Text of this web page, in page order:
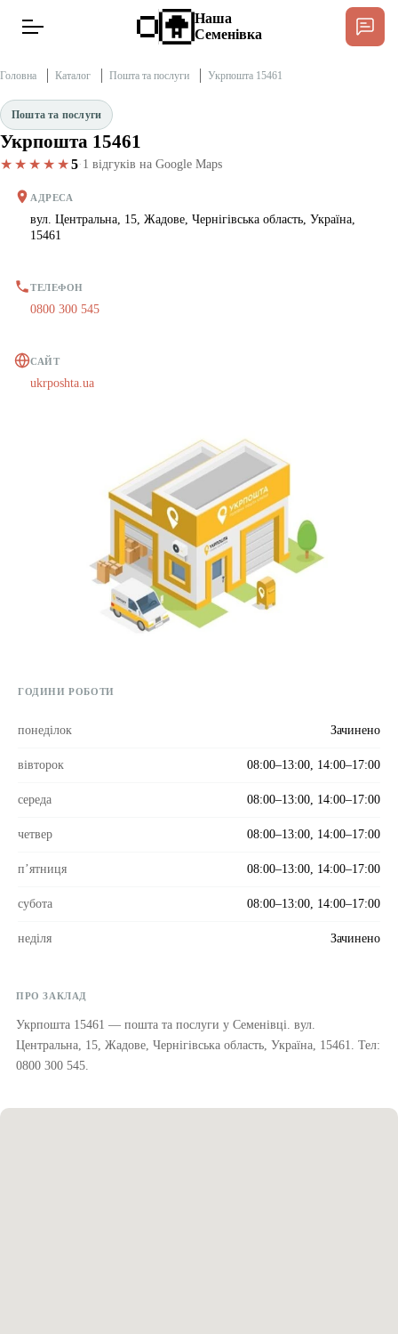
Новини
Тексти
Публікації
Редакційна політика
Рекламні прайси
Контакти
Наша
Семенівка
Головна Каталог Пошта та послуги Укрпошта 15461
Пошта та послуги
Укрпошта 15461
★★★★★5· 1 відгуків на Google Maps
АДРЕСА
вул. Центральна, 15, Жадове, Чернігівська область, Україна,
15461
ТЕЛЕФОН
0800 300 545
САЙТ
ukrposhta.ua
ГОДИНИ РОБОТИ
понеділок Зачинено
вівторок 08:00–13:00, 14:00–17:00
середа 08:00–13:00, 14:00–17:00
четвер 08:00–13:00, 14:00–17:00
пʼятниця 08:00–13:00, 14:00–17:00
субота 08:00–13:00, 14:00–17:00
неділя Зачинено
ПРО ЗАКЛАД
Укрпошта 15461 — пошта та послуги у Семенівці. вул.
Центральна, 15, Жадове, Чернігівська область, Україна, 15461. Тел:
0800 300 545.